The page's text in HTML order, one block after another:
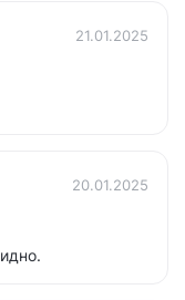
21.01.2025
20.01.2025